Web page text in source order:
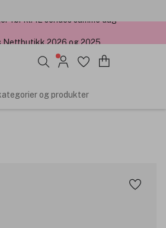
og produkter